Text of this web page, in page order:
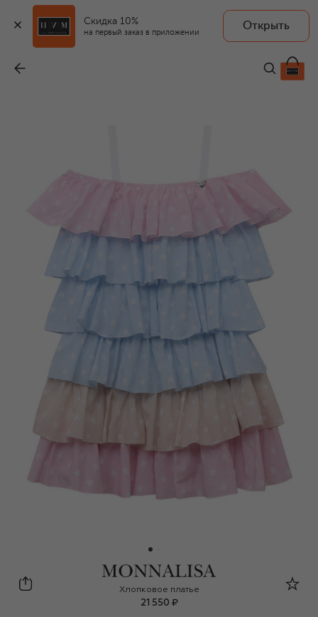
Скидка 10%
на первый заказ в приложении
Открыть
21 550 ₽
Monnalisa
Хлопковое платье
21 550 ₽